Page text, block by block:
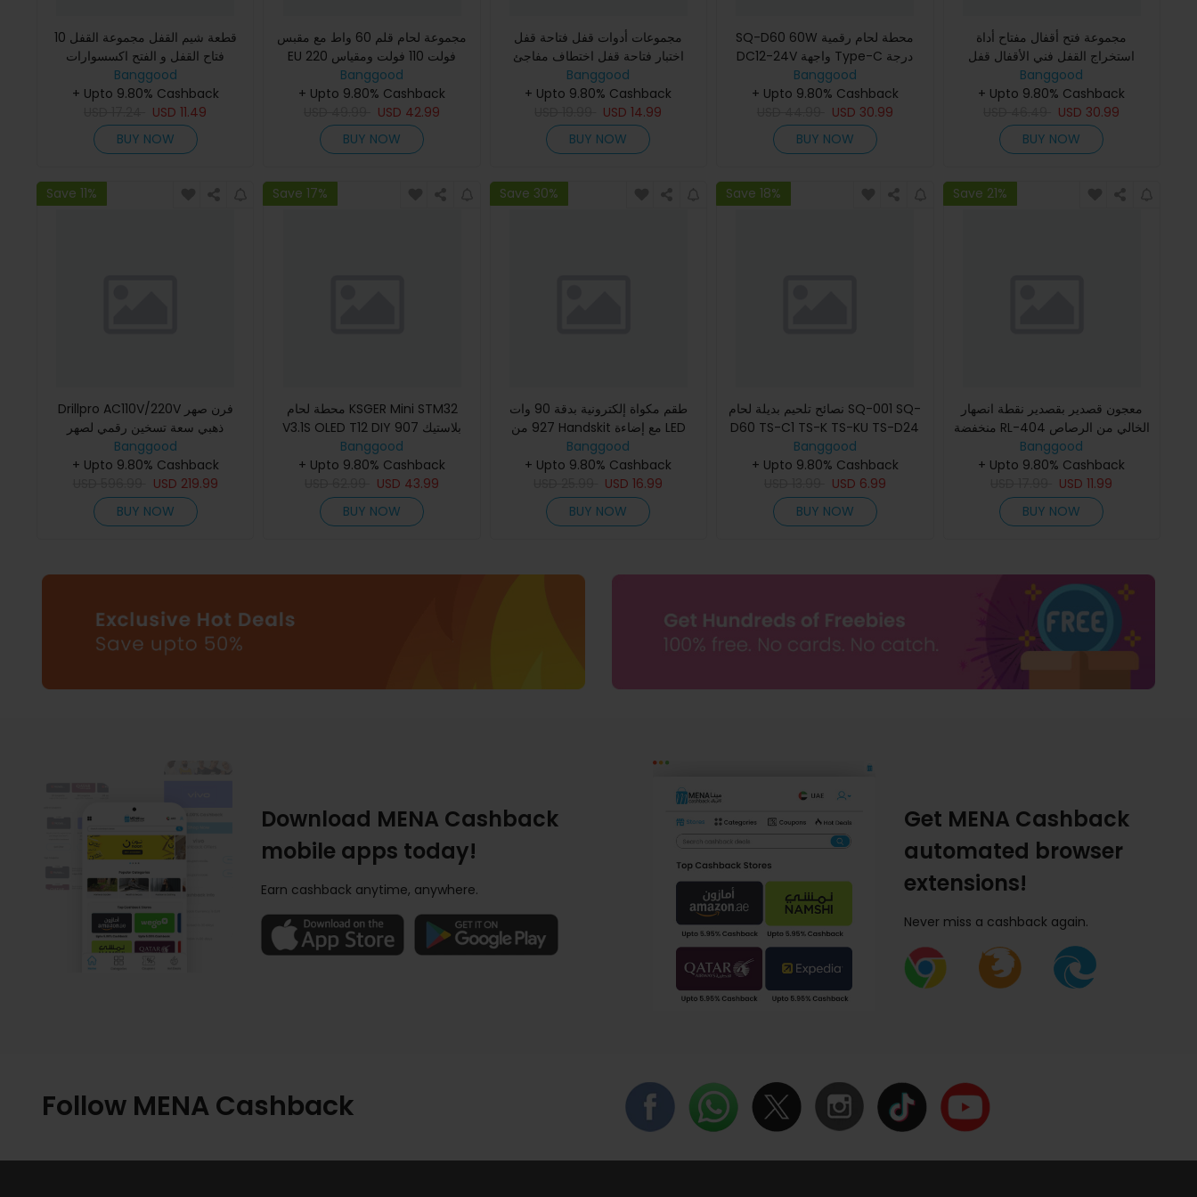
10 قطعة شيم القفل مجموعة القفل
فتاح القفل و الفتح اكسسوارات
الأدوات السهلة
Banggood
+ Upto 9.80% Cashback
USD11.49
BUY NOW
مجموعة لحام قلم 60 واط مع مقبس
EU 220 فولت 110 فولت ومقياس
متعدد الاستخدامات مضخة إزالة اللحام
أداة لحام أدوات لحام
Banggood
+ Upto 9.80% Cashback
USD 42.99
BUY NOW
مجموعات أدوات قفل فتاحة قفل
اختبار فتاحة قفل اختطاف مفاجئ
Banggood
+ Upto 9.80% Cashback
USD14.99
BUY NOW
SQ-D60 60W محطة لحام رقمية
DC12-24V واجهة Type-C درجة
Banggood
+ Upto 9.80% Cashback
USD 30.99
BUY NOW
مجموعة فتح أقفال مفتاح أداة
استخراج القفل فني الأقفال قفل
ممارسة الشفافية المهارة
Banggood
+ Upto 9.80% Cashback
USD 30.99
BUY NOW
Save 11%
Drillpro AC110V/220V فرن صهر
ذهبي سعة تسخين رقمي لصهر
المعادن الذهب الفضة
Banggood
+ Upto 9.80% Cashback
USD 219.99
BUY NOW
Save 17%
محطة لحام KSGER Mini STM32
V3.1S OLED T12 DIY بلاستيك 907
مقبض أدوات كهربائية سريع التسخين
نصائح الحديد T12 8 ان في8sTin
Banggood
+ Upto 9.80% Cashback
USD 43.99
BUY NOW
Save 30%
طقم مكواة إلكترونية بدقة 90 وات
927 من Handskit مع إضاءة LED
وأدوات لحام الأسلاك الأساسية
Banggood
+ Upto 9.80% Cashback
USD16.99
BUY NOW
Save 18%
نصائح تلحيم بديلة لحام SQ-001 SQ-
D60 TS-C1 TS-K TS-KU TS-D24
TS-BC2 TS-C4TS-I TS-B2
Banggood
+ Upto 9.80% Cashback
USD 6.99
BUY NOW
Save 21%
معجون قصدير بقصدير نقطة انصهار
منخفضة RL-404 الخالي من الرصاص
من ريليف للهواتف PCB BGA/SMD
القالب للتصليح
Banggood
+ Upto 9.80% Cashback
USD11.99
BUY NOW
Download MENA Cashback
mobile apps today!
Earn cashback anytime, anywhere.
Get MENA Cashback
automated browser
extensions!
Never miss a cashback again.
Follow MENA Cashback